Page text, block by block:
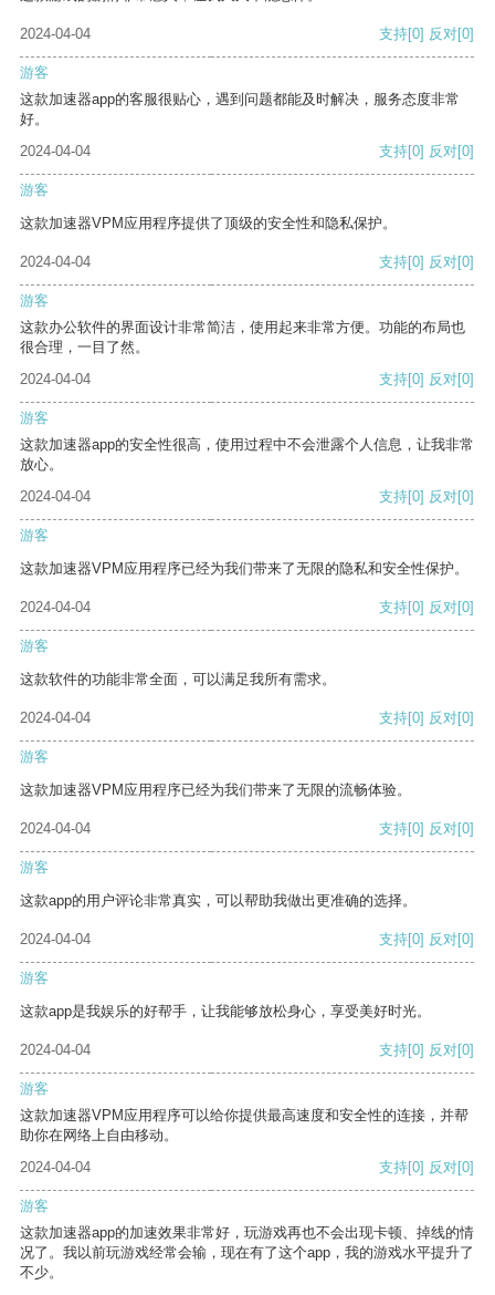
2024-04-04 支持[0] 反对[0]
游客
这款加速器app的客服很贴心，遇到问题都能及时解决，服务态度非常
好。
2024-04-04
支持[0] 反对[0]
游客
这款加速器VPM应用程序提供了顶级的安全性和隐私保护。
2024-04-04 支持[0] 反对[0]
游客
这款办公软件的界面设计非常简洁，使用起来非常方便。功能的布局也
很合理，一目了然。
2024-04-04
支持[0] 反对[0]
游客
这款加速器app的安全性很高，使用过程中不会泄露个人信息，让我非常
放心。
2024-04-04
支持[0] 反对[0]
游客
这款加速器VPM应用程序已经为我们带来了无限的隐私和安全性保护。
2024-04-04 支持[0] 反对[0]
游客
这款软件的功能非常全面，可以满足我所有需求。
2024-04-04 支持[0] 反对[0]
游客
这款加速器VPM应用程序已经为我们带来了无限的流畅体验。
2024-04-04 支持[0] 反对[0]
游客
这款app的用户评论非常真实，可以帮助我做出更准确的选择。
2024-04-04 支持[0] 反对[0]
游客
这款app是我娱乐的好帮手，让我能够放松身心，享受美好时光。
2024-04-04 支持[0] 反对[0]
游客
这款加速器VPM应用程序可以给你提供最高速度和安全性的连接，并帮
助你在网络上自由移动。
2024-04-04
支持[0] 反对[0]
游客
这款加速器app的加速效果非常好，玩游戏再也不会出现卡顿、掉线的情
况了。我以前玩游戏经常会输，现在有了这个app，我的游戏水平提升了
不少。